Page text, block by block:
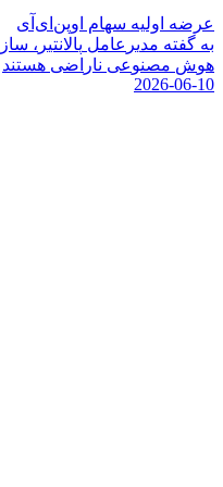
عرضه اولیه سهام اوپن‌ای‌آی
به گفته مدیر عامل پالنتیر ، ساز
هوش مصنوعی نار ضی هستند
2026-06-10